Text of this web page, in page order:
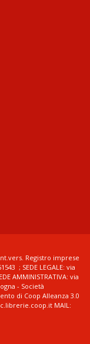
Registro imprese
; SEDE LEGALE: via
AMMINISTRATIVA: via
- Società
di Coop Alleanza 3.0
MAIL: